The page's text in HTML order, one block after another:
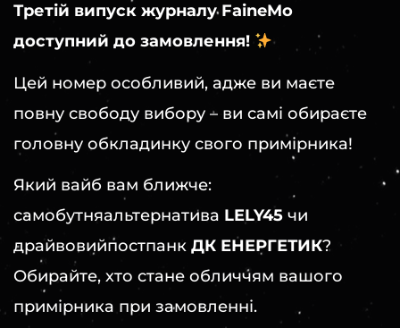
Третій випуск журналу FaineMo
доступний до замовлення!
Цей номер особливий, адже ви маєте
повну свободу вибору – ви самі обираєте
головну обкладинку свого примірника!
Який вайб вам ближче:
самобутняальтернатива LELY45 чи
драйвовийпостпанк ДК ЕНЕРГЕТИК?
Обирайте, хто стане обличчям вашого
примірника при замовленні.